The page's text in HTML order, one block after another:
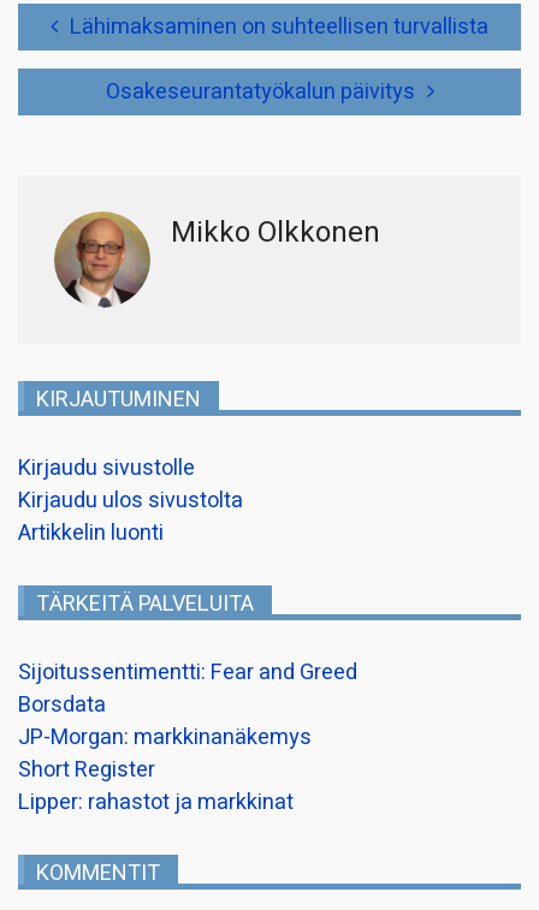
ArtikkelienLähimaksaminen on suhteellisen turvallista
Osakeseurantatyökalun päivitys
Mikko Olkkonen
KIRJAUTUMINEN
Kirjaudu sivustolle
Kirjaudu ulos sivustolta
Artikkelin luonti
TÄRKEITÄ PALVELUITA
Sijoitussentimentti: Fear and Greed
Borsdata
JP-Morgan: markkinanäkemys
Short Register
Lipper: rahastot ja markkinat
KOMMENTIT